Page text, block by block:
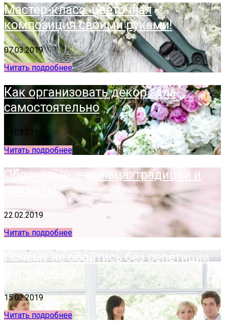
Мастер-класс: цветочная
композиция своими руками!
07.03.2019
Читать подробнее
Как организовать декор зала
самостоятельно
01.03.2019
Читать подробнее
Обручальные кольца: традиции и
приметы
22.02.2019
Читать подробнее
Почему не обойтись без репетиции
церемонии?
15.02.2019
Читать подробнее